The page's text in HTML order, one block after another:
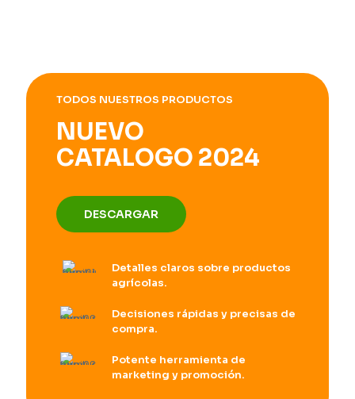
TODOS NUESTROS PRODUCTOS
NUEVO
CATALOGO 2024
DESCARGAR
Detalles claros sobre productos
agrícolas.
Decisiones rápidas y precisas de
compra.
Potente herramienta de
marketing y promoción.